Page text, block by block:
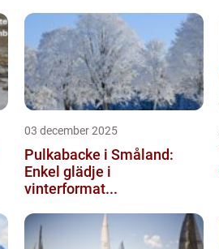
03 december 2025
Pulkabacke i Småland:
Enkel glädje i
vinterformat...